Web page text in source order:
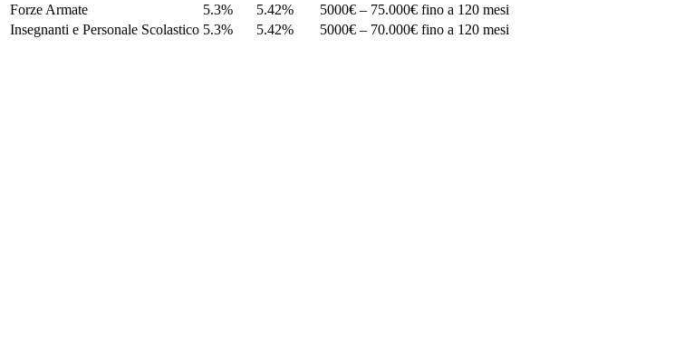
Forze Armate
5.3% 5.42% 5000€ – 75.000€ fino a 120 mesi
Insegnanti e Personale Scolastico 5.3% 5.42% 5000€ – 70.000€ fino a 120 mesi